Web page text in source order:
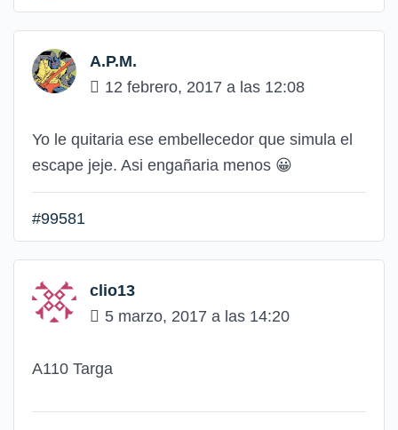
A.P.M.
12 febrero, 2017 a las 12:08
Yo le quitaria ese embellecedor que simula el
escape jeje. Asi engañaria menos 😀
#99581
clio13
5 marzo, 2017 a las 14:20
A110 Targa